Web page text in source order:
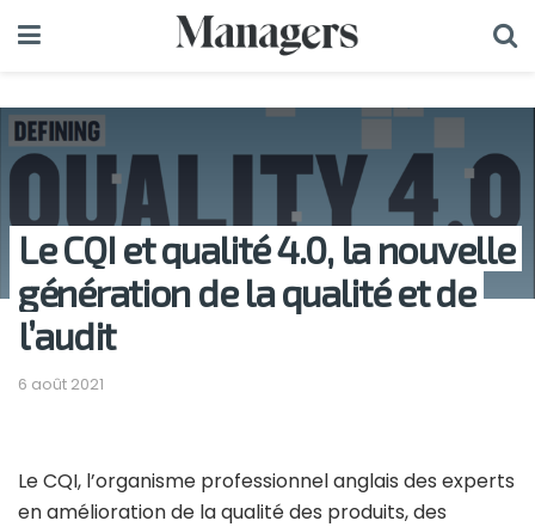
Le CQI et qualité 4.0, la nouvelle
génération de la qualité et de
l’audit
6 août 2021
Le CQI, l’organisme professionnel anglais des experts
en amélioration de la qualité des produits, des